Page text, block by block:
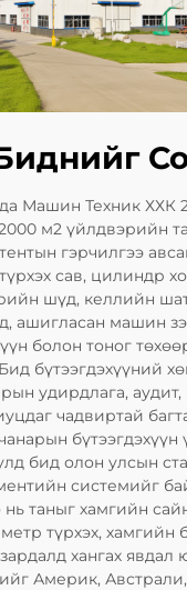
Машин Техник ХХК
м2 үйлдвэрийн
гэрчилгээ
түрхэх сав, цилиндр
шүд, келлийн
ашигласан машин
болон тоног
бүтээгдэхүүний
удирдлага,
чадвиртай
бүтээгдэхүүн
бид олон улсын
системийг
таныг хамгийн
түрхэх, хамгийн
хангах
Америк,